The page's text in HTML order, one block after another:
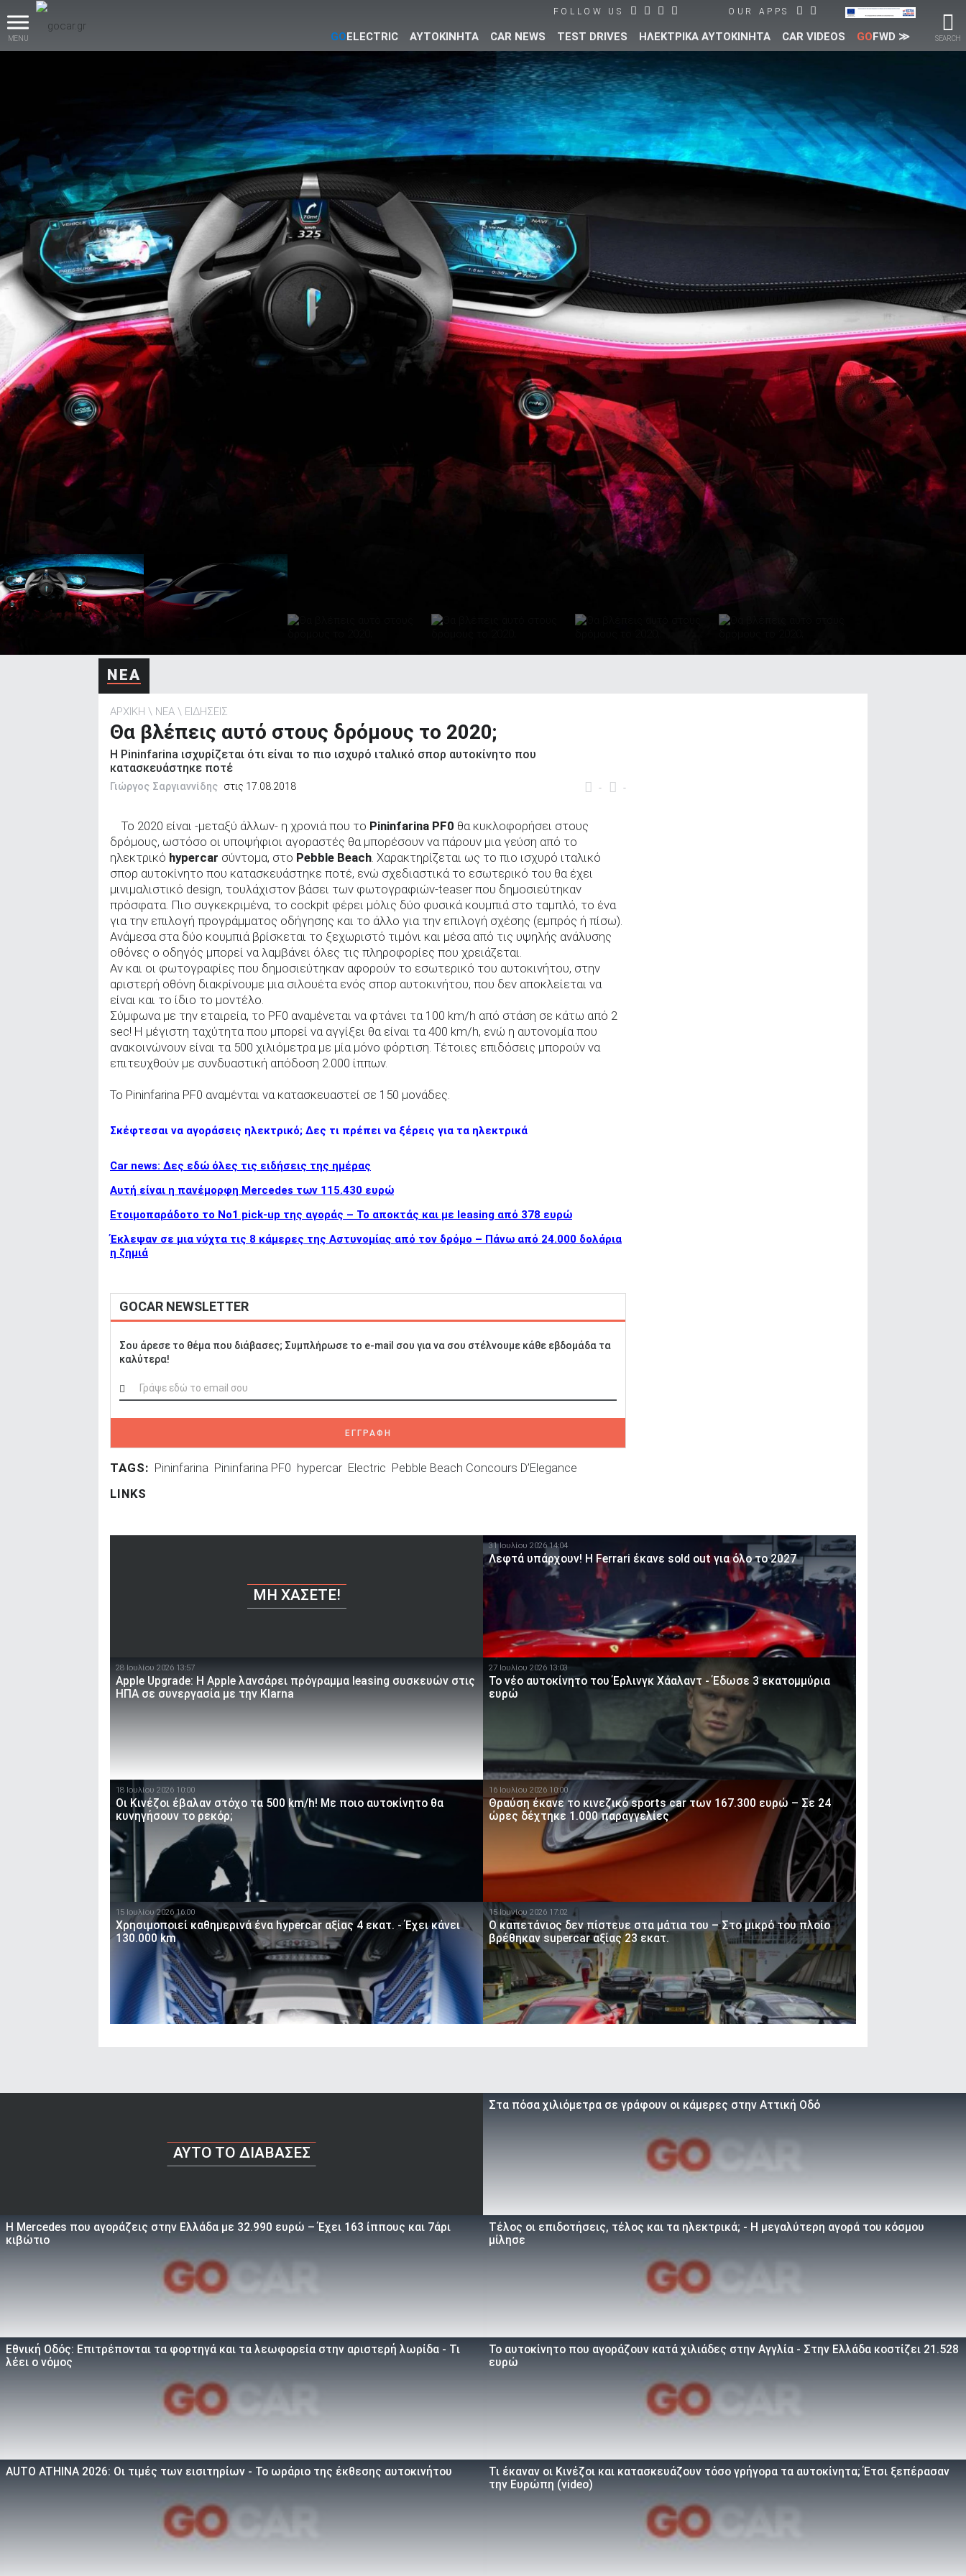
MENU SEARCH
FOLLOW US OUR APPS
GOELECTRIC ΑΥΤΟΚΙΝΗΤΑ CAR NEWS TEST DRIVES ΗΛΕΚΤΡΙΚΑ ΑΥΤΟΚΙΝΗΤΑ CAR VIDEOS GOFWD ≫
Βρες τα πάντα για το αυτοκίνητο!
βρες το!
Καινούρια
ΑΝΑΖΗΤΗΣΗ
Μεταχειρισμένα
Επιχειρήσεις
ΑΝΑΖΗΤΗΣΗ
ΝΕΑ
ΑΡΧΙΚΗ ΝΕΑ ΕΙΔΗΣΕΙΣ
Θα βλέπεις αυτό στους δρόμους το 2020;
Η Pininfarina ισχυρίζεται ότι είναι το πιο ισχυρό ιταλικό σπορ αυτοκίνητο που
κατασκευάστηκε ποτέ
- -
Γιώργος Σαργιαννίδης στις 17.08.2018
To 2020 είναι -μεταξύ άλλων- η χρονιά που το Pininfarina PF0 θα κυκλοφορήσει στους
δρόμους, ωστόσο οι υποψήφιοι αγοραστές θα μπορέσουν να πάρουν μια γεύση από το
ηλεκτρικό hypercar σύντομα, στο Pebble Beach. Χαρακτηρίζεται ως το πιο ισχυρό ιταλικό
σπορ αυτοκίνητο που κατασκευάστηκε ποτέ, ενώ σχεδιαστικά το εσωτερικό του θα έχει
μινιμαλιστικό design, τουλάχιστον βάσει των φωτογραφιών-teaser που δημοσιεύτηκαν
πρόσφατα. Πιο συγκεκριμένα, το cockpit φέρει μόλις δύο φυσικά κουμπιά στο ταμπλό, το ένα
για την επιλογή προγράμματος οδήγησης και το άλλο για την επιλογή σχέσης (εμπρός ή πίσω).
Ανάμεσα στα δύο κουμπιά βρίσκεται το ξεχωριστό τιμόνι και μέσα από τις υψηλής ανάλυσης
οθόνες ο οδηγός μπορεί να λαμβάνει όλες τις πληροφορίες που χρειάζεται.
Αν και οι φωτογραφίες που δημοσιεύτηκαν αφορούν το εσωτερικό του αυτοκινήτου, στην
αριστερή οθόνη διακρίνουμε μια σιλουέτα ενός σπορ αυτοκινήτου, που δεν αποκλείεται να
είναι και το ίδιο το μοντέλο.
Σύμφωνα με την εταιρεία, το PF0 αναμένεται να φτάνει τα 100 km/h από στάση σε κάτω από 2
sec! Η μέγιστη ταχύτητα που μπορεί να αγγίξει θα είναι τα 400 km/h, ενώ η αυτονομία που
ανακοινώνουν είναι τα 500 χιλιόμετρα με μία μόνο φόρτιση. Τέτοιες επιδόσεις μπορούν να
επιτευχθούν με συνδυαστική απόδοση 2.000 ίππων.
Το Pininfarina PF0 αναμένται να κατασκευαστεί σε 150 μονάδες.
Σκέφτεσαι να αγοράσεις ηλεκτρικό; Δες τι πρέπει να ξέρεις για τα ηλεκτρικά
Car news: Δες εδώ όλες τις ειδήσεις της ημέρας
Αυτή είναι η πανέμορφη Mercedes των 115.430 ευρώ
Ετοιμοπαράδοτο το Νο1 pick-up της αγοράς – Το αποκτάς και με leasing από 378 ευρώ
Έκλεψαν σε μια νύχτα τις 8 κάμερες της Αστυνομίας από τον δρόμο – Πάνω από 24.000 δολάρια
η ζημιά
GOCAR NEWSLETTER
Σου άρεσε το θέμα που διάβασες; Συμπλήρωσε το e-mail σου για να σου στέλνουμε κάθε εβδομάδα τα
καλύτερα!
ΕΓΓΡΑΦΗ
TAGS: Pininfarina Pininfarina PF0 hypercar Electric Pebble Beach Concours D’Elegance
LINKS
ΜΗ ΧΆΣΕΤΕ!
31 Ιουλίου 2026 14:04
Λεφτά υπάρχουν! Η Ferrari έκανε sold out για όλο το 2027
28 Ιουλίου 2026 13:57
Apple Upgrade: Η Apple λανσάρει πρόγραμμα leasing συσκευών στις
ΗΠΑ σε συνεργασία με την Klarna
27 Ιουλίου 2026 13:03
Το νέο αυτοκίνητο του Έρλινγκ Χάαλαντ - Έδωσε 3 εκατομμύρια
ευρώ
18 Ιουλίου 2026 10:00
Οι Κινέζοι έβαλαν στόχο τα 500 km/h! Με ποιο αυτοκίνητο θα
κυνηγήσουν το ρεκόρ;
16 Ιουλίου 2026 10:00
Θραύση έκανε το κινεζικό sports car των 167.300 ευρώ – Σε 24
ώρες δέχτηκε 1.000 παραγγελίες
15 Ιουλίου 2026 16:00
Χρησιμοποιεί καθημερινά ένα hypercar αξίας 4 εκατ. - Έχει κάνει
130.000 km
15 Ιουνίου 2026 17:02
Ο καπετάνιος δεν πίστευε στα μάτια του – Στο μικρό του πλοίο
βρέθηκαν supercar αξίας 23 εκατ.
AYTO TO ΔΙΑΒΑΣΕΣ
Στα πόσα χιλιόμετρα σε γράφουν οι κάμερες στην Αττική Οδό
Η Mercedes που αγοράζεις στην Ελλάδα με 32.990 ευρώ – Έχει 163 ίππους και 7άρι
κιβώτιο
Τέλος οι επιδοτήσεις, τέλος και τα ηλεκτρικά; - Η μεγαλύτερη αγορά του κόσμου
μίλησε
Εθνική Οδός: Επιτρέπονται τα φορτηγά και τα λεωφορεία στην αριστερή λωρίδα - Τι
λέει ο νόμος
To αυτοκίνητο που αγοράζουν κατά χιλιάδες στην Αγγλία - Στην Ελλάδα κοστίζει 21.528
ευρώ
AUTO ATHINA 2026: Οι τιμές των εισιτηρίων - Το ωράριο της έκθεσης αυτοκινήτου
Τι έκαναν οι Κινέζοι και κατασκευάζουν τόσο γρήγορα τα αυτοκίνητα; Έτσι ξεπέρασαν
την Ευρώπη (video)